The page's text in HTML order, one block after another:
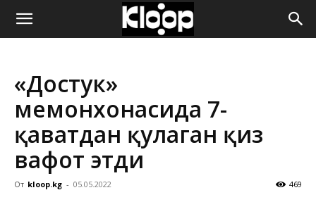
ҚИРҒИЗИСТОН
ЯНГИЛИКЛАРИ
«Достук»
меҳмонхонасида 7-
қаватдан қулаган қиз
вафот этди
От kloop.kg - 05.05.2022 469